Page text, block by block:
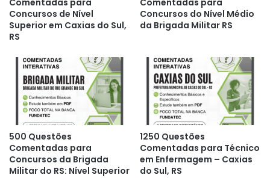
Concursos de Nível
Superior em Caxias do Sul,
RS
Concursos do Nível Médio
da Brigada Militar RS
500 Questões
Comentadas para
Concursos da Brigada
Militar do RS: Nível Superior
1250 Questões
Comentadas para Técnico
em Enfermagem – Caxias
do Sul, RS